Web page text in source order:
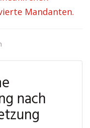
Mandanten.
nach